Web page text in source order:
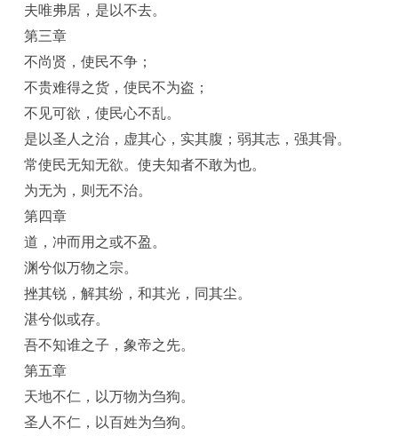
夫唯弗居，是以不去。
第三章
不尚贤，使民不争；
不贵难得之货，使民不为盗；
不见可欲，使民心不乱。
是以圣人之治，虚其心，实其腹；弱其志，强其骨。
常使民无知无欲。使夫知者不敢为也。
为无为，则无不治。
第四章
道，冲而用之或不盈。
渊兮似万物之宗。
挫其锐，解其纷，和其光，同其尘。
湛兮似或存。
吾不知谁之子，象帝之先。
第五章
天地不仁，以万物为刍狗。
圣人不仁，以百姓为刍狗。